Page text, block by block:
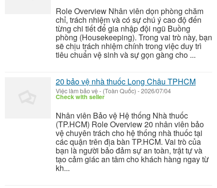
Role Overview Nhân viên dọn phòng chăm
chỉ, trách nhiệm và có sự chú ý cao độ đến
từng chi tiết để gia nhập đội ngũ Buồng
phòng (Housekeeping). Trong vai trò này, bạn
sẽ chịu trách nhiệm chính trong việc duy trì
tiêu chuẩn vệ sinh và sự gọn gàng cho ...
20 bảo vệ nhà thuốc Long Châu TPHCM
Việc làm bảo vệ- (Toàn Quốc) -2026/07/04
Check with seller
Nhân viên Bảo vệ Hệ thống Nhà thuốc
(TP.HCM) Role Overview 20 nhân viên bảo
vệ chuyên trách cho hệ thống nhà thuốc tại
các quận trên địa bàn TP.HCM. Vai trò của
bạn là người bảo đảm sự an toàn, trật tự và
tạo cảm giác an tâm cho khách hàng ngay từ
kh...